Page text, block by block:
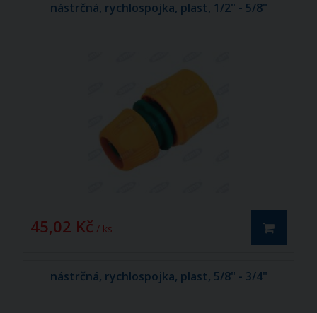
nástrčná, rychlospojka, plast, 1/2" - 5/8"
45,02 Kč / ks
nástrčná, rychlospojka, plast, 5/8" - 3/4"